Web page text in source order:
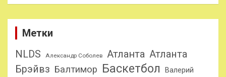
Метки
NLDS
Александр Соболев Атланта Атланта
Брэйвз Балтимор Баскетбол
Валерий